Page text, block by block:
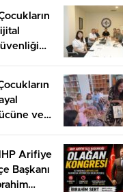
ve
sahipliği
Arifiye
Başkanı